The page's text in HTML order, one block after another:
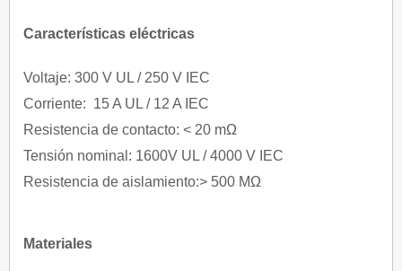
Características eléctricas
Voltaje: 300 V UL / 250 V IEC
Corriente: 15 A UL / 12 A IEC
Resistencia de contacto: < 20 mΩ
Tensión nominal: 1600V UL / 4000 V IEC
Resistencia de aislamiento:> 500 MΩ
Materiales